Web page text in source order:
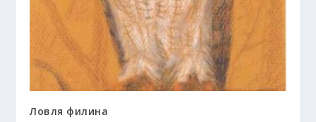
Ловля филина